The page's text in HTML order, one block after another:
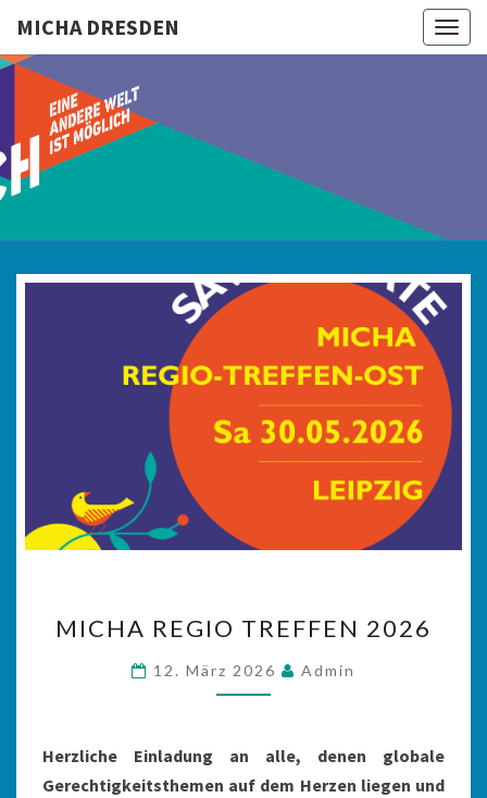
MICHA DRESDEN
MICHA
DRESDEN
REGIO
TREFFEN
2026
MICHA REGIO TREFFEN 2026
12. März 2026 Admin
Herzliche Einladung an alle, denen globale
Gerechtigkeitsthemen auf dem Herzen liegen und